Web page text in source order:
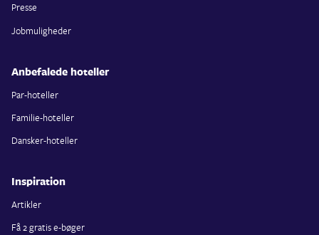
Presse
Jobmuligheder
Anbefalede hoteller
Par-hoteller
Familie-hoteller
Dansker-hoteller
Inspiration
Artikler
Få 2 gratis e-bøger